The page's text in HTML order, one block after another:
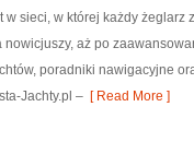
w sieci, w której każdy
aż po
poradniki nawigacyjne
Jachty.pl – [ Read More ]